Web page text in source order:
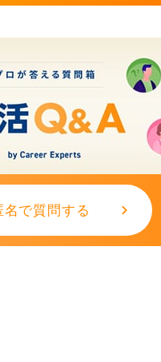
名で質問する